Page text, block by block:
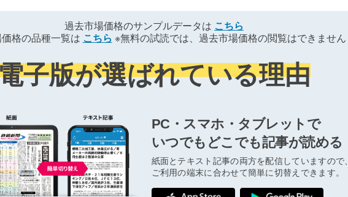
過去市場価格のサンプルデータは こちら
格の品種一覧は こちら ※無料の試読では、過去市場価格の閲覧はできません
子版が選ばれている理由
PC・スマホ・タブレットで
いつでもどこでも記事が読める
紙面とテキスト記事の両方を配信していますので、
ご利用の端末に合わせて簡単に切替えできます。